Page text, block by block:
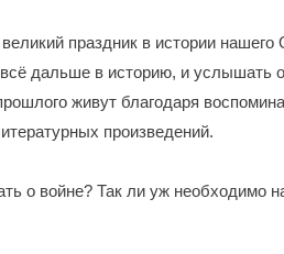
праздник в истории
дальше в историю, и услышать
живут благодаря
произведений.
о войне? Так ли уж необходимо